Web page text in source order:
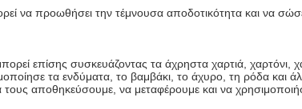
να προωθήσει την τέμνουσα αποδοτικότητα και να
επίσης συσκευάζοντας τα άχρηστα χαρτιά, χαρτόνι,
τα ενδύματα, το βαμβάκι, το άχυρο, τη ρόδα και
αποθηκεύσουμε, να μεταφέρουμε και να